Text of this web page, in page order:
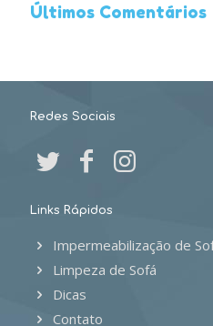
Últimos Comentários
Redes Sociais
Links Rápidos
Impermeabilização de
Limpeza de Sofá
Dicas
Contato